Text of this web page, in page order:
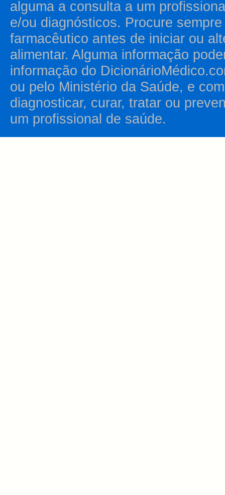
alguma a consulta a um
e/ou diagnósticos. Procure
farmacêutico antes de iniciar ou
alimentar. Alguma informação
informação do
ou pelo Ministério da Saúde, e
diagnosticar, curar, tratar ou
um profissional de saúde.